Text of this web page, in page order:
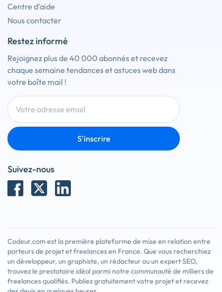
Centre d'aide
Nous contacter
Restez informé
Rejoignez plus de 40 000 abonnés et recevez
chaque semaine tendances et astuces web dans
votre boîte mail !
S'inscrire
Suivez-nous
Codeur.com est la première plateforme de mise en relation entre
porteurs de projet et freelances en France. Que vous recherchiez
un développeur, un graphiste, un rédacteur ou un expert SEO,
trouvez le prestataire idéal parmi notre communauté de milliers de
freelances qualifiés. Publiez gratuitement votre projet et recevez